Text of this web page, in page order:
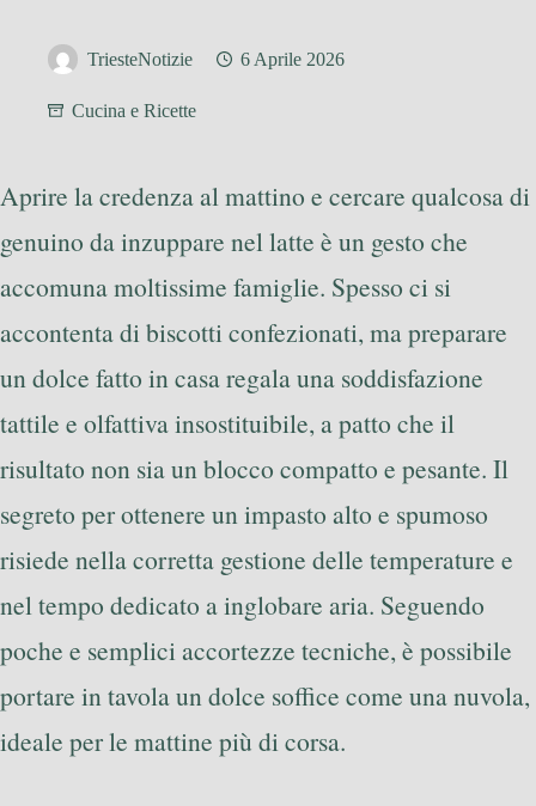
TriesteNotizie 6 Aprile 2026
Cucina e Ricette
Aprire la credenza al mattino e cercare qualcosa di
genuino da inzuppare nel latte è un gesto che
accomuna moltissime famiglie. Spesso ci si
accontenta di biscotti confezionati, ma preparare
un dolce fatto in casa regala una soddisfazione
tattile e olfattiva insostituibile, a patto che il
risultato non sia un blocco compatto e pesante. Il
segreto per ottenere un impasto alto e spumoso
risiede nella corretta gestione delle temperature e
nel tempo dedicato a inglobare aria. Seguendo
poche e semplici accortezze tecniche, è possibile
portare in tavola un dolce soffice come una nuvola,
ideale per le mattine più di corsa.